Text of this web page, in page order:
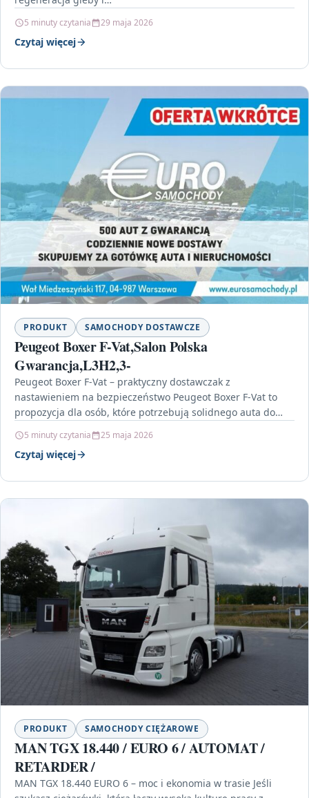
5 minuty czytania 29 maja 2026
Czytaj więcej
PRODUKT SAMOCHODY DOSTAWCZE
Peugeot Boxer F-Vat,Salon Polska
Gwarancja,L3H2,3-
Peugeot Boxer F-Vat – praktyczny dostawczak z
nastawieniem na bezpieczeństwo Peugeot Boxer F-Vat to
propozycja dla osób, które potrzebują solidnego auta do
5 minuty czytania 25 maja 2026
Czytaj więcej
PRODUKT SAMOCHODY CIĘŻAROWE
MAN TGX 18.440 / EURO 6 / AUTOMAT /
RETARDER /
MAN TGX 18.440 EURO 6 – moc i ekonomia w trasie Jeśli